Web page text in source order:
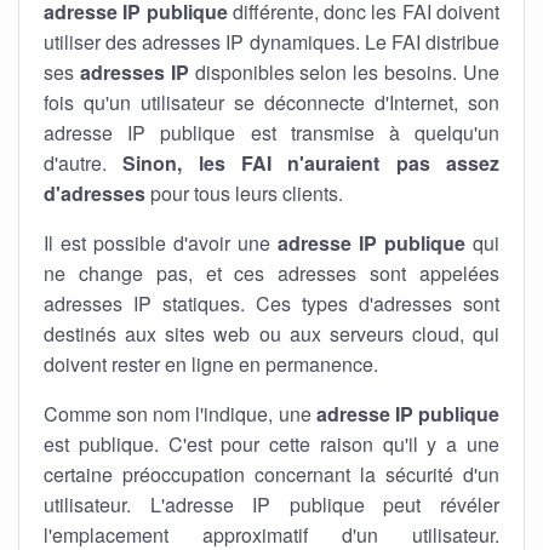
adresse IP publiquedifférente, donc les FAI doivent
utiliser des adresses IP dynamiques. Le FAI distribue
ses adresses IP disponibles selon les besoins. Une
fois qu'un utilisateur se déconnecte d'Internet, son
adresse IP publique est transmise à quelqu'un
d'autre.Sinon, les FAI n'auraient pas assez
d'adresses pour tous leurs clients.
Il est possible d'avoir une adresse IP publique qui
ne change pas, et ces adresses sont appelées
adresses IP statiques. Ces types d'adresses sont
destinés aux sites web ou aux serveurs cloud, qui
doivent rester en ligne en permanence.
Comme son nom l'indique, uneadresse IP publique
est publique. C'est pour cette raison qu'il y a une
certaine préoccupation concernant la sécurité d'un
utilisateur. L'adresse IP publique peut révéler
l'emplacement approximatif d'un utilisateur.